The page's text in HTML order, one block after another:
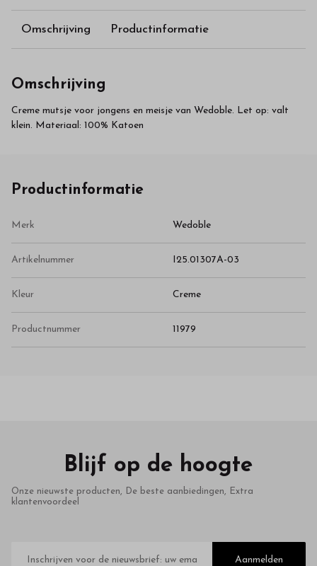
Omschrijving Productinformatie
Omschrijving
Creme mutsje voor jongens en meisje van Wedoble. Let op: valt
klein. Materiaal: 100% Katoen
Productinformatie
Merk Wedoble
Artikelnummer I25.01307A-03
Kleur Creme
Productnummer 11979
Blijf op de hoogte
Onze nieuwste producten, De beste aanbiedingen, Extra
klantenvoordeel
mailadres
Aanmelden